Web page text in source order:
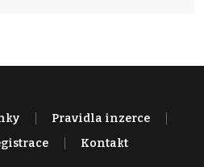
Pravidla inzerce
Kontakt